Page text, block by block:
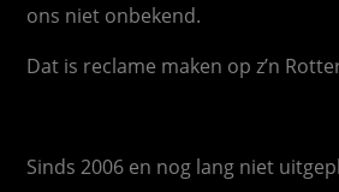
ons niet onbekend.
Dat is reclame maken op z’n
Sinds 2006 en nog lang niet